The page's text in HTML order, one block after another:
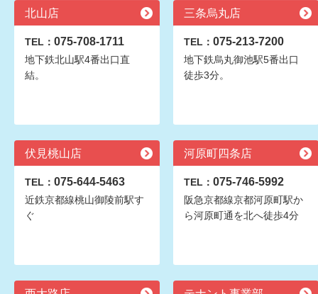
北山店
TEL： 075-708-1711
地下鉄北山駅4番出口直
結。
三条烏丸店
TEL： 075-213-7200
地下鉄烏丸御池駅5番出口
徒歩3分。
伏見桃山店
TEL： 075-644-5463
近鉄京都線桃山御陵前駅す
ぐ
河原町四条店
TEL： 075-746-5992
阪急京都線京都河原町駅か
ら河原町通を北へ徒歩4分